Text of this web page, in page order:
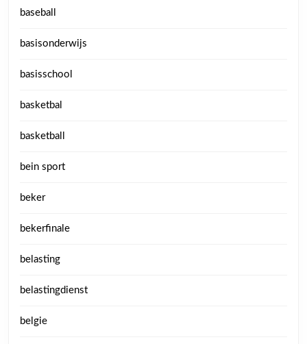
baseball
basisonderwijs
basisschool
basketbal
basketball
bein sport
beker
bekerfinale
belasting
belastingdienst
belgie